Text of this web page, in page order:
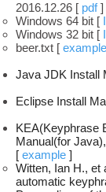
2016.12.26 [ pdf]
Windows 64 bit [
Windows 32 bit [
beer.txt [ example
Java JDK Install
Eclipse Install
KEA(Keyphrase
Manual(for Java),
[ example ]
Witten, Ian H., et
automatic